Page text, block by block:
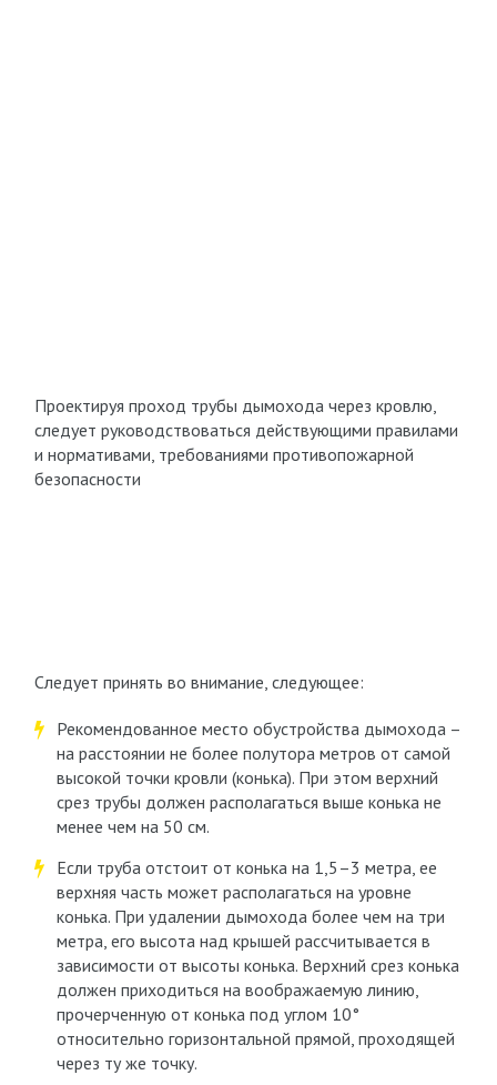
Проектируя проход трубы дымохода через кровлю,
следует руководствоваться действующими правилами
и нормативами, требованиями противопожарной
безопасности
Следует принять во внимание, следующее:
Рекомендованное место обустройства дымохода –
на расстоянии не более полутора метров от самой
высокой точки кровли (конька). При этом верхний
срез трубы должен располагаться выше конька не
менее чем на 50 см.
Если труба отстоит от конька на 1,5–3 метра, ее
верхняя часть может располагаться на уровне
конька. При удалении дымохода более чем на три
метра, его высота над крышей рассчитывается в
зависимости от высоты конька. Верхний срез конька
должен приходиться на воображаемую линию,
прочерченную от конька под углом 10°
относительно горизонтальной прямой, проходящей
через ту же точку.